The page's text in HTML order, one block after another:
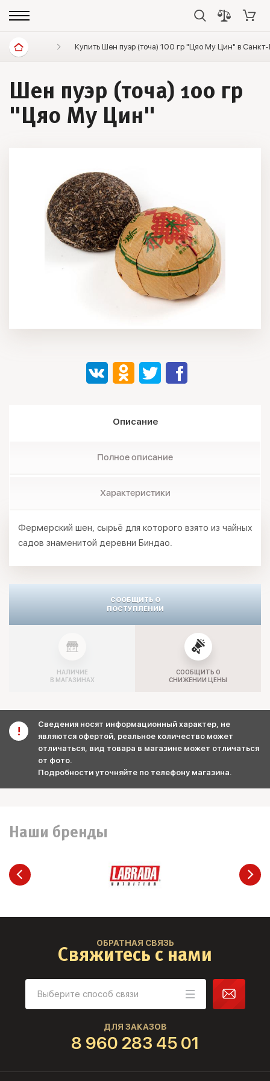
Диетические продукты Элитный чай Пуэр
Купить Шен пуэр (точа) 100 гр "Цяо Му Цин" в Санкт-
Шен пуэр (точа) 100 гр
"Цяо Му Цин"
Описание
Полное описание
Характеристики
Фермерский шен, сырьё для которого взято из чайных
садов знаменитой деревни Биндао.
СООБЩИТЬ О
ПОСТУПЛЕНИИ
НАЛИЧИЕ
В МАГАЗИНАХ
СООБЩИТЬ О
СНИЖЕНИИ ЦЕНЫ
Сведения носят информационный характер, не
являются офертой, реальное количество может
отличаться, вид товара в магазине может отличаться
от фото.
Подробности уточняйте по телефону магазина.
Наши бренды
ОБРАТНАЯ СВЯЗЬ
Свяжитесь с нами
ДЛЯ ЗАКАЗОВ
8 960 283 45 01